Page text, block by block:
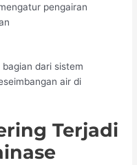
pengairan
dari sistem
air di
Terjadi